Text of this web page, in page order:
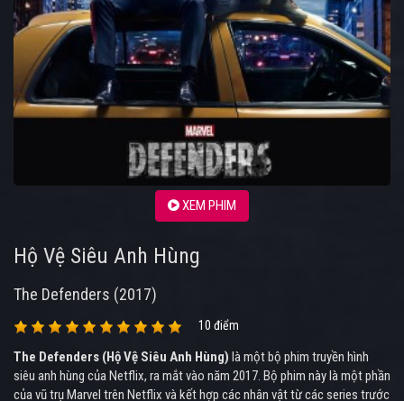
XEM PHIM
Hộ Vệ Siêu Anh Hùng
The Defenders (2017)
10 điểm
The Defenders (Hộ Vệ Siêu Anh Hùng) là một bộ phim truyền hình
siêu anh hùng của Netflix, ra mắt vào năm 2017. Bộ phim này là một phần
của vũ trụ Marvel trên Netflix và kết hợp các nhân vật từ các series trước